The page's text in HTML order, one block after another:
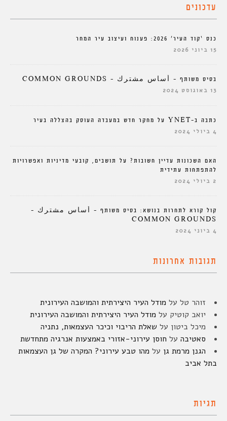
עדכונים
כנס ‘קוד העיר’ 2026: פענוח ועיצוב עיר המחר
15 ביוני 2026
בסיס משותף – أساس مشترك – COMMON GROUNDS
13 באוגוסט 2024
כתבה ב-YNET על מחקר חדש במעבדה העוסק בהצללה בעיר
4 ביולי 2024
האם השכונות עדיין חשובות? על תושבים, קובעי מדיניות ואפשרויות
להתפתחות עתידית
2 ביולי 2024
קול קורא לתחרות בנושא: בסיס משותף – أساس مشترك –
COMMON GROUNDS
4 ביוני 2024
תגובות אחרונות
זוהר טל על מודל העיר היצירתית והמושבה העירונית
יואב קוטיק על מודל העיר היצירתית והמושבה העירונית
מיכל ביטון על שאלת הריבוי וכיכר העצמאות, נתניה
סאטיבה על חוסן עירוני-אזורי באמצעות אנרגיה מתחדשת
הגנן מרמת גן על מהו טבע עירוני? המקרה של גן העצמאות
בתל אביב
תגיות